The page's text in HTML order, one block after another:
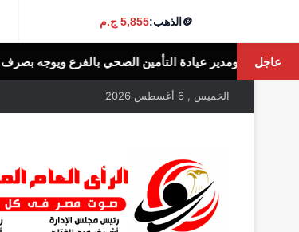
🪙الذهب:5,855 ج.م
عاجل
بالفرع ويوجه بصرف مكافآت مالية تليق بدورهن البطولي
الخميس , 6 أغسطس 2026